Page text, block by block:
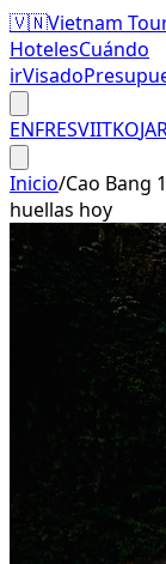
🇻🇳Vietnam
HotelesCuándo
irVisado
ENFRESVIITKOJA
Inicio/Cao Bang
huellas hoy